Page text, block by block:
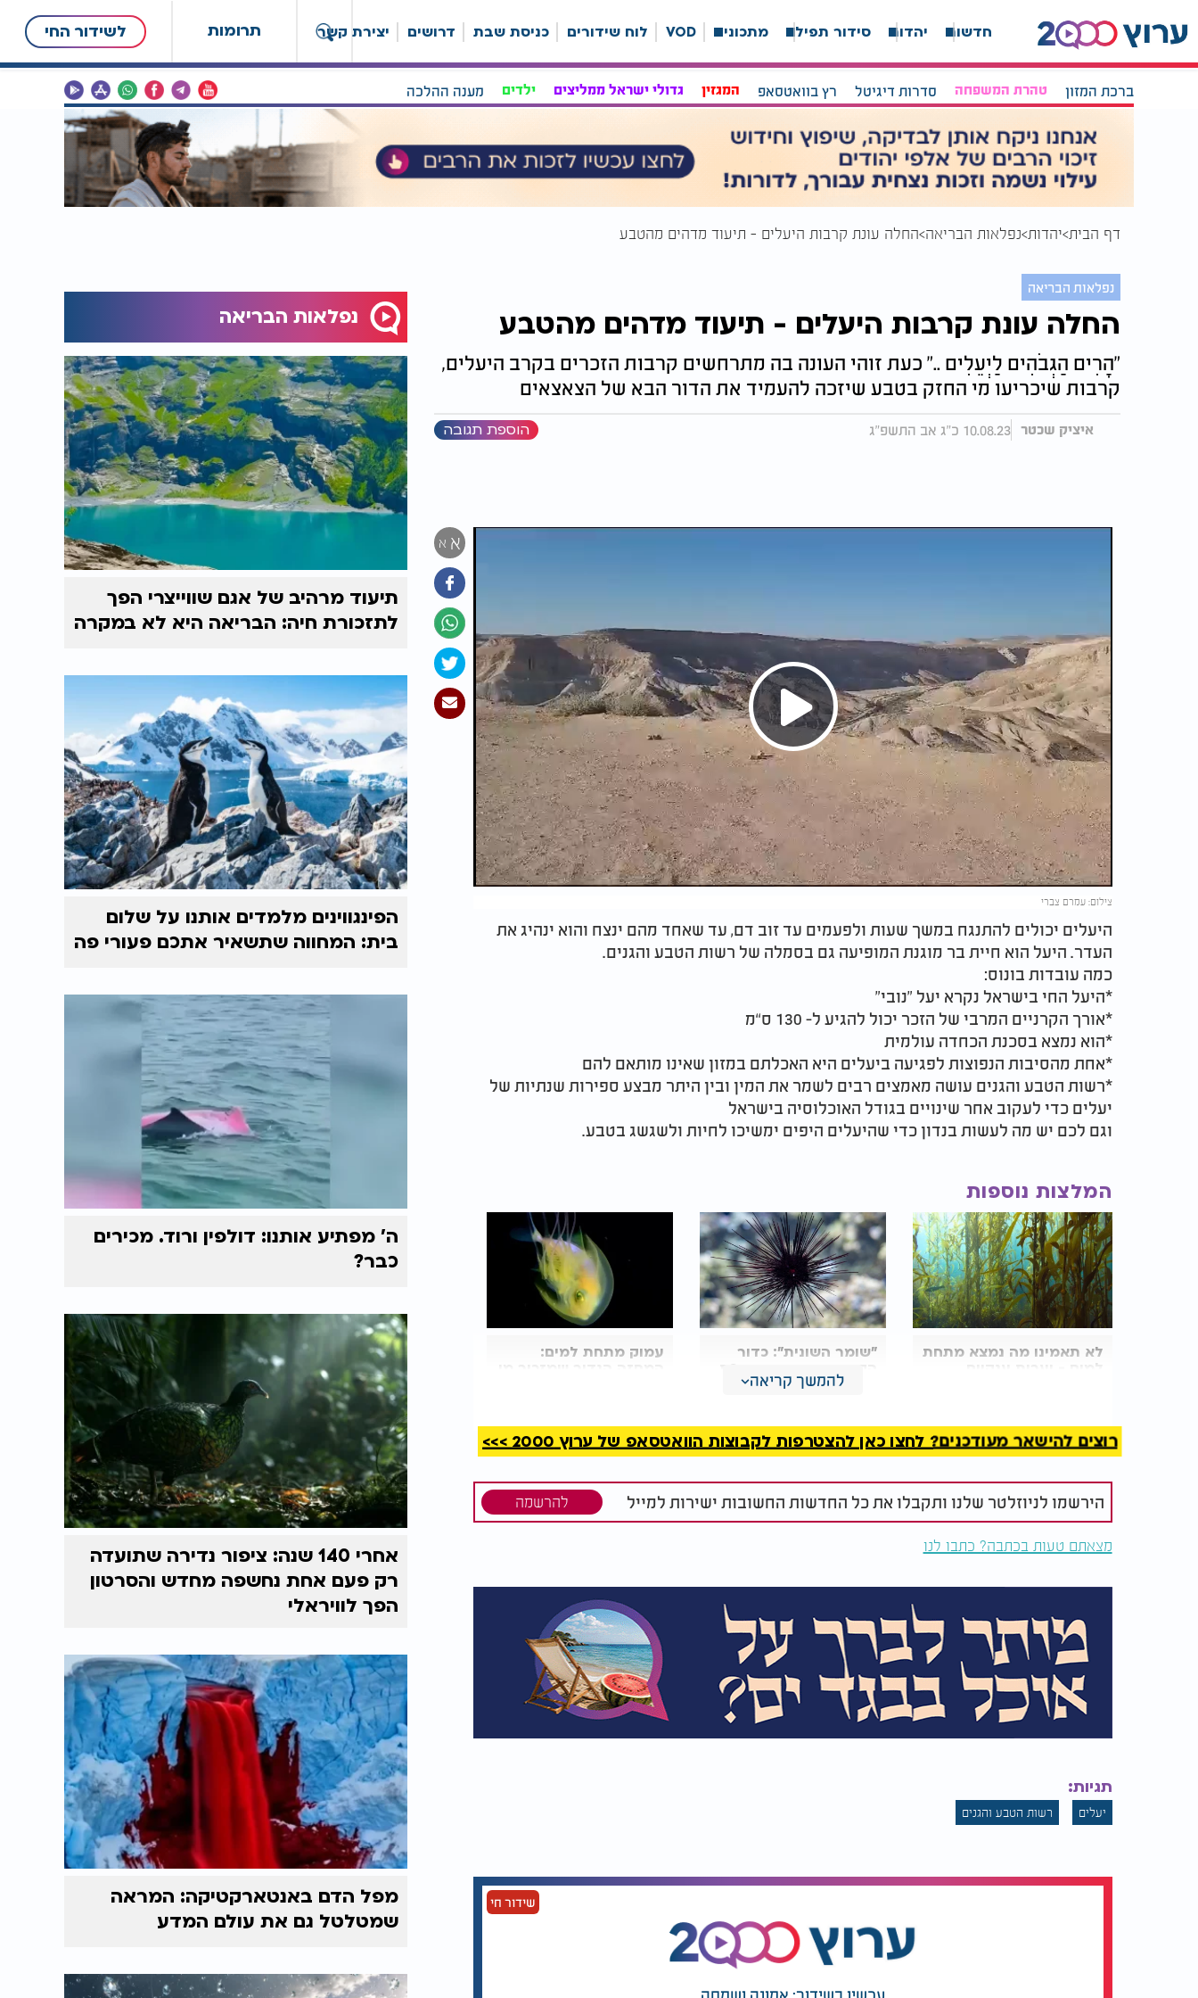
תרומות לשידור החי חדשות יהדות סידור תפילה מתכונים VOD לוח שידורים כניסת שבת דרושים יצירת קשר
ברכת המזון טהרת המשפחה סדרות דיגיטל רץ בוואטסאפ המגזין גדולי ישראל ממליצים ילדים מענה ההלכה
דף הבית יהדות נפלאות הבריאה החלה עונת קרבות היעלים - תיעוד מדהים מהטבע
נפלאות הבריאה
החלה עונת קרבות היעלים - תיעוד מדהים מהטבע
”הָרִים הַגְּבֹהִים לַיְּעֵלִים .." כעת זוהי העונה בה מתרחשים קרבות הזכרים בקרב היעלים,
קרבות שיכריעו מי החזק בטבע שיזכה להעמיד את הדור הבא של הצאצאים
איציק שכטר 10.08.23 כ"ג אב התשפ"ג הוספת תגובה
א א
Play
Video
צילום: עמרם צברי
היעלים יכולים להתנגח במשך שעות ולפעמים עד זוב דם, עד שאחד מהם ינצח והוא ינהיג את
העדר. היעל הוא חיית בר מוגנת המופיעה גם בסמלה של רשות הטבע והגנים.
כמה עובדות בונוס:
*היעל החי בישראל נקרא יעל "נובי"
*אורך הקרניים המרבי של הזכר יכול להגיע ל- 130 ס“מ
*הוא נמצא בסכנת הכחדה עולמית
*אחת מהסיבות הנפוצות לפגיעה ביעלים היא האכלתם במזון שאינו מותאם להם
*רשות הטבע והגנים עושה מאמצים רבים לשמר את המין ובין היתר מבצע ספירות שנתיות של
יעלים כדי לעקוב אחר שינויים בגודל האוכלוסיה בישראל
וגם לכם יש מה לעשות בנדון כדי שהיעלים היפים ימשיכו לחיות ולשגשג בטבע.
המלצות נוספות
לא תאמינו מה נמצא מתחת
למים - יערות ענקיים
"שומר השונית": כדור
שלמה בחיים
עמוק מתחת למים:
להמשך קריאה
רוצים להישאר מעודכנים? לחצו כאן להצטרפות לקבוצות הוואטסאפ של ערוץ 2000 >>>
הירשמו לניוזלטר שלנו ותקבלו את כל החדשות החשובות ישירות למייל להרשמה
מצאתם טעות בכתבה? כתבו לנו
תגיות:
יעלים רשות הטבע והגנים
שידור חי
נפלאות הבריאה
תיעוד מרהיב של אגם שווייצרי הפך
לתזכורת חיה: הבריאה היא לא במקרה
הפינגווינים מלמדים אותנו על שלום
בית: המחווה שתשאיר אתכם פעורי פה
ה' מפתיע אותנו: דולפין ורוד. מכירים
כבר?
אחרי 140 שנה: ציפור נדירה שתועדה
רק פעם אחת נחשפה מחדש והסרטון
הפך לוויראלי
מפל הדם באנטארקטיקה: המראה
שמטלטל גם את עולם המדע